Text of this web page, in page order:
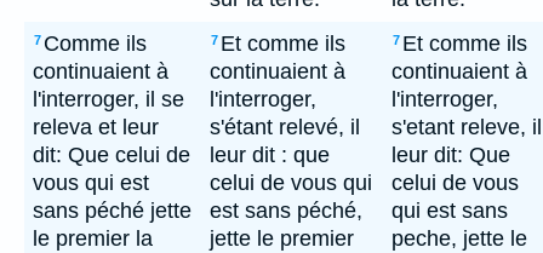
7 Comme ils
continuaient à
l'interroger, il se
releva et leur
dit: Que celui de
vous qui est
sans péché jette
le premier la
7 Et comme ils
continuaient à
l'interroger,
s'étant relevé, il
leur dit : que
celui de vous qui
est sans péché,
jette le premier
7 Et comme ils
continuaient à
l'interroger,
s'etant releve, il
leur dit: Que
celui de vous
qui est sans
peche, jette le